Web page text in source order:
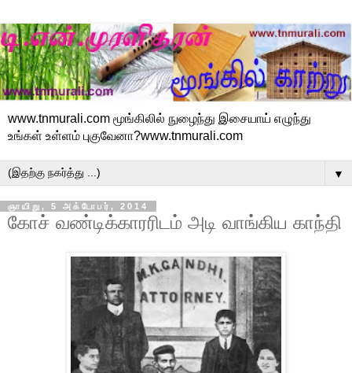
www.tnmurali.com மூங்கிலில் நுழைந்து இசையாய் எழுந்து
உங்கள் உள்ளம் புகுவேனா?www.tnmurali.com
▼
ஞாயிறு, 5 அக்டோபர், 2014
கோச் வண்டிக்காரரிடம் அடி வாங்கிய காந்தி